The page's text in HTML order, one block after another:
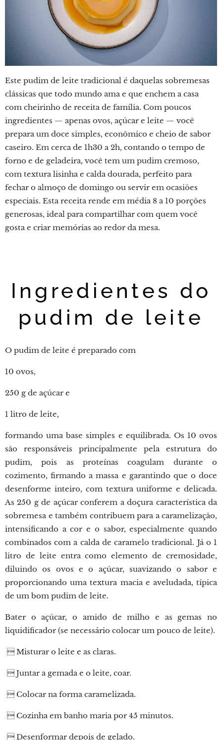
Este pudim de leite tradicional é daquelas sobremesas
clássicas que todo mundo ama e que enchem a casa
com cheirinho de receita de família. Com poucos
ingredientes — apenas ovos, açúcar e leite — você
prepara um doce simples, econômico e cheio de sabor
caseiro. Em cerca de 1h30 a 2h, contando o tempo de
forno e de geladeira, você tem um pudim cremoso,
com textura lisinha e calda dourada, perfeito para
fechar o almoço de domingo ou servir em ocasiões
especiais. Esta receita rende em média 8 a 10 porções
generosas, ideal para compartilhar com quem você
gosta e criar memórias ao redor da mesa.
Ingredientes do
pudim de leite
O pudim de leite é preparado com
10 ovos,
250 g de açúcar e
1 litro de leite,
formando uma base simples e equilibrada. Os 10 ovos
são responsáveis principalmente pela estrutura do
pudim, pois as proteínas coagulam durante o
cozimento, firmando a massa e garantindo que o doce
desenforme inteiro, com textura uniforme e delicada.
As 250 g de açúcar conferem a doçura característica da
sobremesa e também contribuem para a caramelização,
intensificando a cor e o sabor, especialmente quando
combinados com a calda de caramelo tradicional. Já o 1
litro de leite entra como elemento de cremosidade,
diluindo os ovos e o açúcar, suavizando o sabor e
proporcionando uma textura macia e aveludada, típica
de um bom pudim de leite.
Bater o açúcar, o amido de milho e as gemas no
liquidificador (se necessário colocar um pouco de leite).
 Misturar o leite e as claras.
 Juntar a gemada e o leite, coar.
 Colocar na forma caramelizada.
 Cozinha em banho maria por 45 minutos.
 Desenformar depois de gelado.